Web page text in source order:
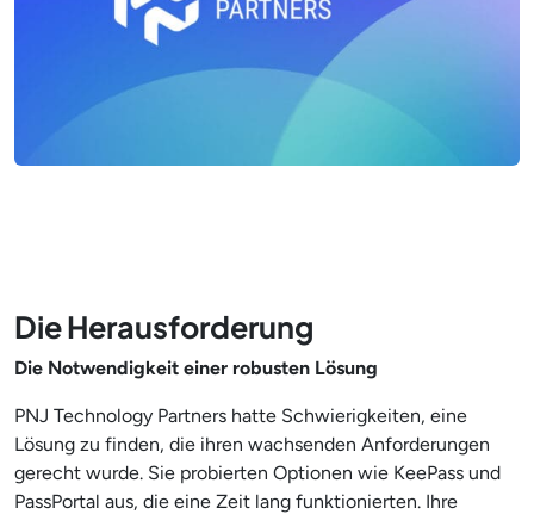
Die Herausforderung
Die Notwendigkeit einer robusten Lösung
PNJ Technology Partners hatte Schwierigkeiten, eine
Lösung zu finden, die ihren wachsenden Anforderungen
gerecht wurde. Sie probierten Optionen wie KeePass und
PassPortal aus, die eine Zeit lang funktionierten. Ihre